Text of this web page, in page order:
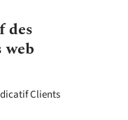
des
web
Clients